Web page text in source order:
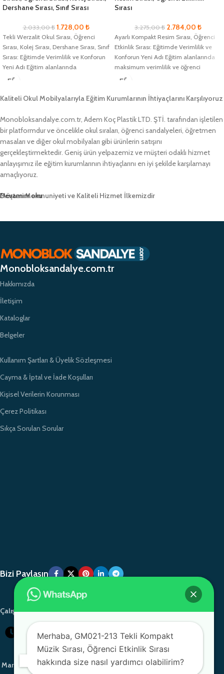
Dershane Sırası, Sınıf Sırası
2.033,00₺ 1.728,00 ₺
Tekli Werzalit Okul Sırası, Öğrenci
Sırası, Kolej Sırası, Dershane Sırası, Sınıf
Sırası: Eğitimde Verimlilik ve Konforun
Yeni Adı Eğitim alanlarında
Sırası
3.275,00₺ 2.784,00 ₺
Ayarlı Kompakt Resim Sırası, Öğrenci
Etkinlik Sırası: Eğitimde Verimlilik ve
Konforun Yeni Adı Eğitim alanlarında
maksimum verimlilik ve öğrenci
konforunu
Kaliteli Okul Mobilyalarıyla Eğitim Kurumlarının İhtiyaçlarını Karşılıyoruz
Monobloksandalye.com.tr, Adem Koç Plastik LTD. ŞTİ. tarafından işletilen
bir platformdur ve öncelikle okul sıraları, öğrenci sandalyeleri, öğretmen
masaları ve diğer okul mobilyaları gibi ürünlerin satışını
gerçekleştirmektedir. Geniş ürün yelpazemiz ve müşteri odaklı hizmet
anlayışımız ile eğitim kurumlarının ihtiyaçlarını en iyi şekilde karşılamayı
amaçlıyoruz.
Müşteri Memnuniyeti ve Kaliteli Hizmet İlkemizdir
zamanında teslimat garantimizle eğitim kurumlarının ihtiyaçlarına hızlı ve
etkili çözümler sunarak sektörde öncü bir konumda yer almayı
amaçlıyoruz.
Devamını oku
Monobloksandalye.com.tr
Hakkımızda
İletişim
Kataloglar
Belgeler
Kullanım Şartları & Üyelik Sözleşmesi
Cayma & İptal ve İade Koşulları
Kişisel Verilerin Korunması
Çerez Politikası
Sıkça Sorulan Sorular
Bizi Paylaşın
Çalışma Saatlerimiz
Pazartesi - Cumartesi: 08:00-18:00
Markalarımız
Merhaba, GM021-213 Tekli Kompakt
Müzik Sırası, Öğrenci Etkinlik Sırası
hakkında size nasıl yardımcı olabilirim?